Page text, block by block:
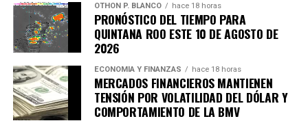
OTHON P. BLANCO hace 18 horas
PRONÓSTICO DEL TIEMPO PARA
QUINTANA ROO ESTE 10 DE AGOSTO DE
2026
ECONOMÍA Y FINANZAS hace 18 horas
MERCADOS FINANCIEROS MANTIENEN
TENSIÓN POR VOLATILIDAD DEL DÓLAR Y
COMPORTAMIENTO DE LA BMV